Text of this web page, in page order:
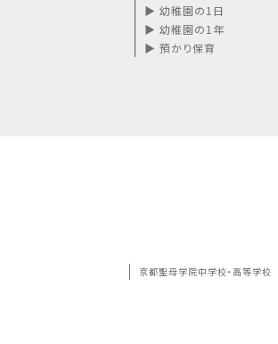
▶ 幼稚園の1日
▶ 幼稚園の1年
▶ 預かり保育
京都聖母学院中学校・高等学校